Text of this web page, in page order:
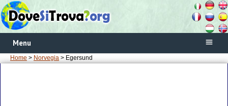
Menu
Home > Norvegia > Egersund